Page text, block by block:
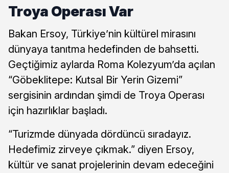
Troya Operası Var
Bakan Ersoy, Türkiye’nin kültürel mirasını
dünyaya tanıtma hedefinden de bahsetti.
Geçtiğimiz aylarda Roma Kolezyum’da açılan
“Göbeklitepe: Kutsal Bir Yerin Gizemi”
sergisinin ardından şimdi de Troya Operası
için hazırlıklar başladı.
“Turizmde dünyada dördüncü sıradayız.
Hedefimiz zirveye çıkmak.” diyen Ersoy,
kültür ve sanat projelerinin devam edeceğini